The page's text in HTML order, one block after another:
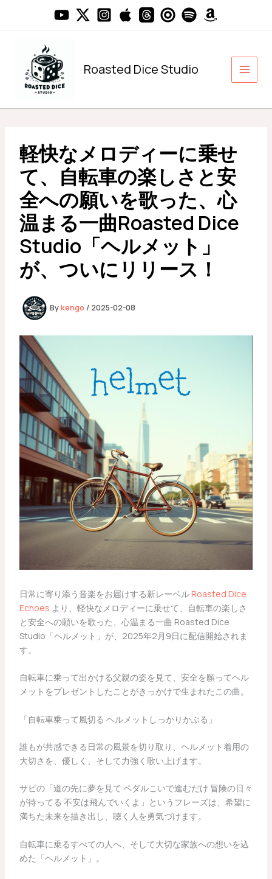
Roasted Dice Studio
軽快なメロディーに乗せ
て、自転車の楽しさと安
全への願いを歌った、心
温まる一曲Roasted Dice
Studio「ヘルメット」
が、ついにリリース！
Bykengo / 2025-02-08
日常に寄り添う音楽をお届けする新レーベルRoasted Dice
Echoes より、軽快なメロディーに乗せて、自転車の楽しさ
と安全への願いを歌った、心温まる一曲 Roasted Dice
Studio「ヘルメット」が、2025年2月9日に配信開始されま
す。
自転車に乗って出かける父親の姿を見て、安全を願ってヘル
メットをプレゼントしたことがきっかけで生まれたこの曲。
「自転車乗って風切る ヘルメットしっかりかぶる」
誰もが共感できる日常の風景を切り取り、ヘルメット着用の
大切さを、優しく、そして力強く歌い上げます。
サビの「道の先に夢を見て ペダルこいで進むだけ 冒険の日々
が待ってる 不安は飛んでいくよ」というフレーズは、希望に
満ちた未来を描き出し、聴く人を勇気づけます。
自転車に乗るすべての人へ、そして大切な家族への想いを込
めた「ヘルメット」。